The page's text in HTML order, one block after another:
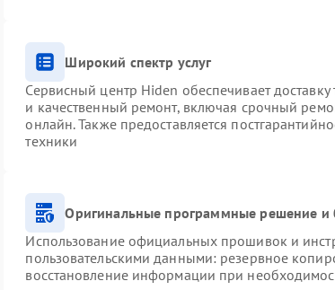
Широкий спектр услуг
Сервисный центр Hiden обеспечивает
и качественный ремонт, включая срочный
онлайн. Также предоставляется
техники
Оригинальные программные решение и
Использование официальных прошивок и
пользовательскими данными: резервное
восстановление информации при